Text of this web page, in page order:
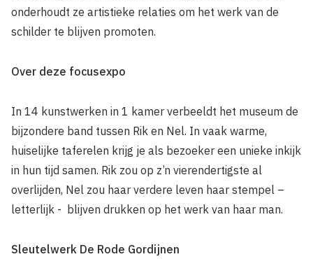
onderhoudt ze artistieke relaties om het werk van de
schilder te blijven promoten.
Over deze focusexpo
In 14 kunstwerken in 1 kamer verbeeldt het museum de
bijzondere band tussen Rik en Nel. In vaak warme,
huiselijke taferelen krijg je als bezoeker een unieke inkijk
in hun tijd samen. Rik zou op z’n vierendertigste al
overlijden, Nel zou haar verdere leven haar stempel –
letterlijk - blijven drukken op het werk van haar man.
Sleutelwerk De Rode Gordijnen